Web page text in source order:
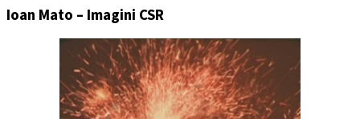
Ioan Mato – Imagini CSR